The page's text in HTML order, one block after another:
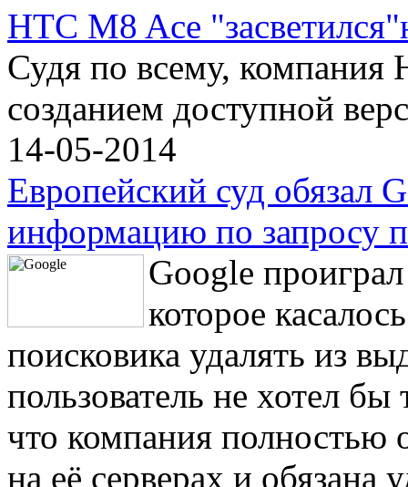
HTC M8 Ace
Судя по всему, компания
созданием доступной
14-05-2014
Европейский суд обязал
информацию по запросу
Google
которое
поисковика удалять из
пользователь не хотел
что компания полностью
на её серверах и обязана